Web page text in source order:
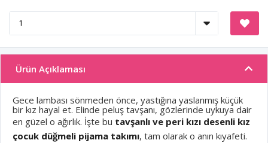
Ürün Açıklaması
Gece lambası sönmeden önce, yastığına yaslanmış küçük
bir kız hayal et. Elinde peluş tavşanı, gözlerinde uykuya dair
en güzel o ağırlık. İşte bu tavşanlı ve peri kızı desenli kız
çocuk düğmeli pijama takımı, tam olarak o anın kıyafeti.